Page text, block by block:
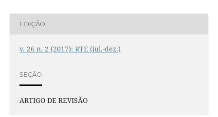
EDIÇÃO
v. 26 n. 2 (2017): RTE (jul.-dez.)
SEÇÃO
ARTIGO DE REVISÃO